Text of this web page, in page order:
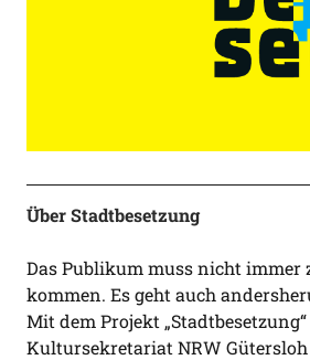
Über Stadtbesetzung
Das Publikum muss nicht immer
kommen. Es geht auch
Mit dem Projekt
Kultursekretariat NRW